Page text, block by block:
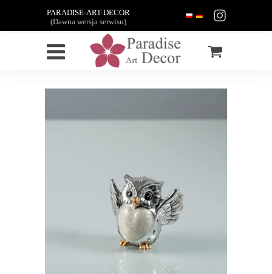
PARADISE-ART-DECOR
(Dawna wersja serwisu)